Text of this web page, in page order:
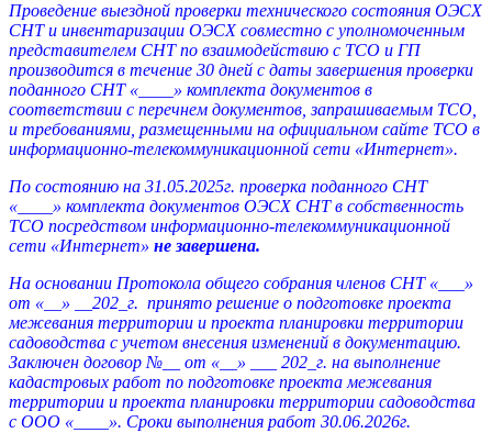
Проведение выездной проверки технического состояния ОЭСХ
СНТ и инвентаризации ОЭСХ совместно с уполномоченным
представителем СНТ по взаимодействию с ТСО и ГП
производится в течение 30 дней с даты завершения проверки
поданного СНТ «____» комплекта документов в
соответствии с перечнем документов, запрашиваемым ТСО,
и требованиями, размещенными на официальном сайте ТСО в
информационно-телекоммуникационной сети «Интернет».
По состоянию на 31.05.2025г. проверка поданного СНТ
«____» комплекта документов ОЭСХ СНТ в собственность
ТСО посредством информационно-телекоммуникационной
сети «Интернет» не завершена.
На основании Протокола общего собрания членов СНТ «___»
от «__» __202_г. принято решение о подготовке проекта
межевания территории и проекта планировки территории
садоводства с учетом внесения изменений в документацию.
Заключен договор №__ от «__» ___ 202_г. на выполнение
кадастровых работ по подготовке проекта межевания
территории и проекта планировки территории садоводства
с ООО «____». Сроки выполнения работ 30.06.2026г.